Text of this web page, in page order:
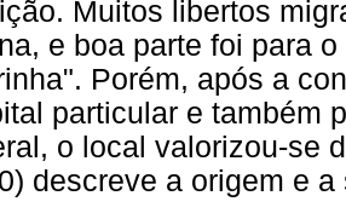
Muitos libertos
e boa parte foi para
Porém, após a
particular e também
o local valorizou-se
descreve a origem e